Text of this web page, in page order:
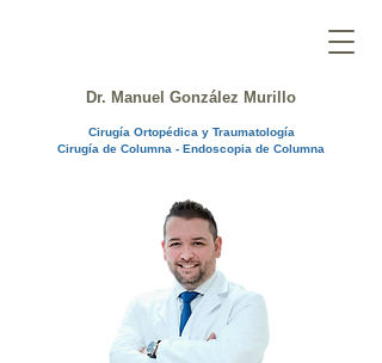
Dr. Manuel González Murillo
Cirugía Ortopédica y Traumatología
Cirugía de Columna - Endoscopia de Columna